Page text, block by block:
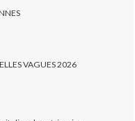
VAGUES 2026